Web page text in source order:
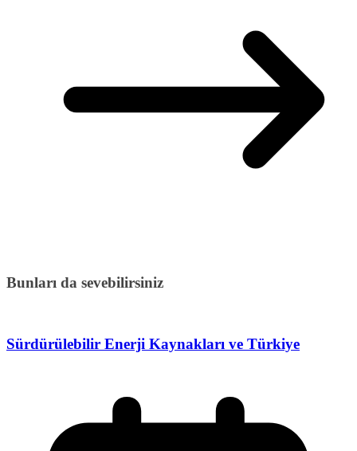
Bunları da sevebilirsiniz
Sürdürülebilir Enerji Kaynakları ve Türkiye